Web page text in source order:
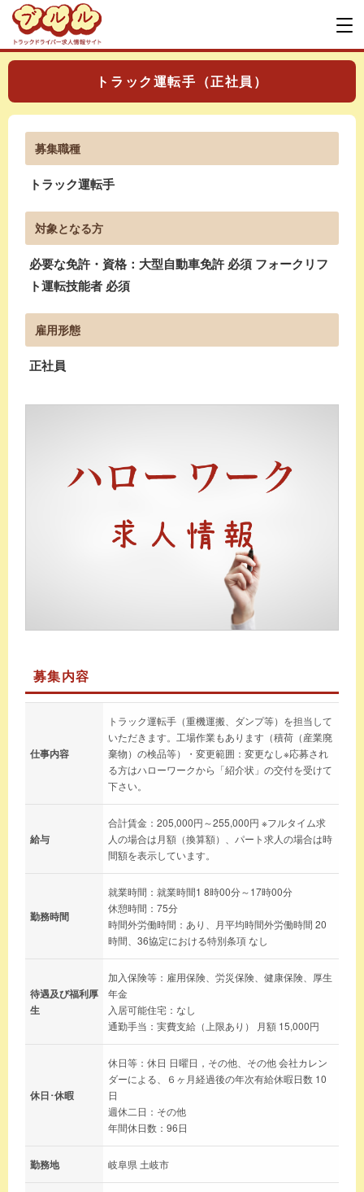
トラック運転手（正社員）
募集職種
トラック運転手
対象となる方
必要な免許・資格：大型自動車免許 必須 フォークリフ
ト運転技能者 必須
雇用形態
正社員
募集内容
仕事内容
トラック運転手（重機運搬、ダンプ等）を担当して
いただきます。工場作業もあります（積荷（産業廃
棄物）の検品等）・変更範囲：変更なし※応募され
る方はハローワークから「紹介状」の交付を受けて
下さい。
給与
合計賃金：205,000円～255,000円 ※フルタイム求
人の場合は月額（換算額）、パート求人の場合は時
間額を表示しています。
勤務時間
就業時間：就業時間1 8時00分～17時00分
休憩時間：75分
時間外労働時間：あり、月平均時間外労働時間 20
時間、36協定における特別条項 なし
待遇及び福利厚
生
加入保険等：雇用保険、労災保険、健康保険、厚生
年金
入居可能住宅：なし
通勤手当：実費支給（上限あり） 月額 15,000円
休日･休暇
休日等：休日 日曜日，その他、その他 会社カレン
ダーによる、６ヶ月経過後の年次有給休暇日数 10
日
週休二日：その他
年間休日数：96日
勤務地 岐阜県 土岐市